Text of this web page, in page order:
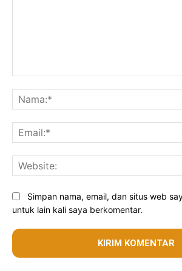
Simpan nama, email, dan situs web
untuk lain kali saya berkomentar.